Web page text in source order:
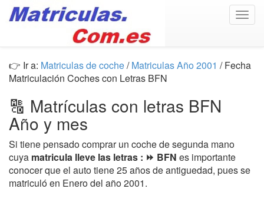
👉 Ir a: Matriculas de coche/Matriculas Año 2001 / Fecha
Matriculación Coches con Letras BFN
🔠 Matrículas con letras BFN
Año y mes
Si tiene pensado comprar un coche de segunda mano
cuya matricula lleve las letras : ⏩ BFN es importante
conocer que el auto tiene 25 años de antiguedad, pues se
matriculó en Enero del año 2001.